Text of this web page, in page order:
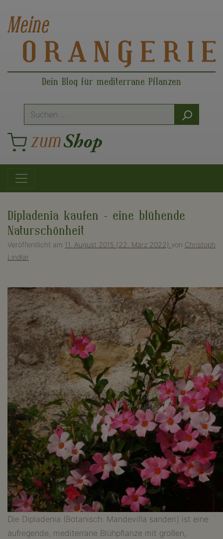
Dein Blog für mediterrane Pflanzen
Suche
nach:
Hauptnavigation
Dipladenia kaufen – eine blühende
Naturschönheit
Veröffentlicht am 11. August 2015 (22. März 2022) von Christoph
Lindlar
Die Dipladenia (Botanisch: Mandevilla sanderi) ist eine
aufregende, mediterrane Blühpflanze mit großen,